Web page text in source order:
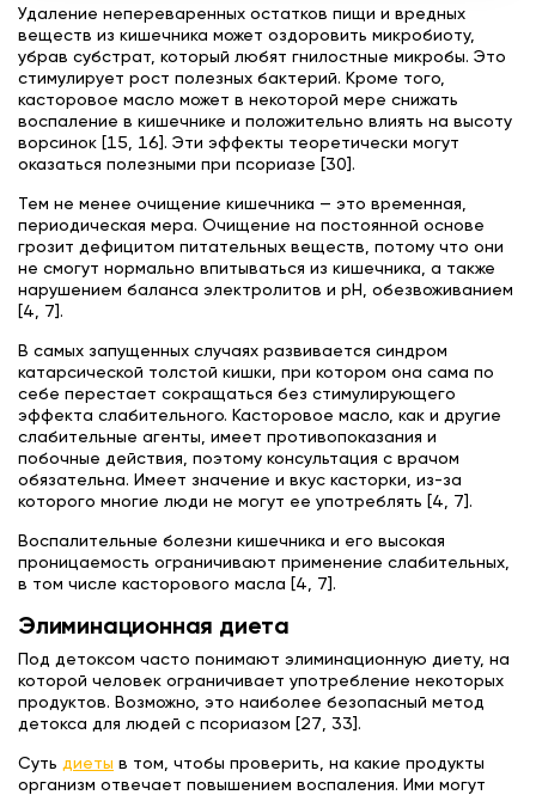
Удаление непереваренных остатков пищи и вредных
веществ из кишечника может оздоровить микробиоту,
убрав субстрат, который любят гнилостные микробы. Это
стимулирует рост полезных бактерий. Кроме того,
касторовое масло может в некоторой мере снижать
воспаление в кишечнике и положительно влиять на высоту
ворсинок [15, 16]. Эти эффекты теоретически могут
оказаться полезными при псориазе [30].
Тем не менее очищение кишечника — это временная,
периодическая мера. Очищение на постоянной основе
грозит дефицитом питательных веществ, потому что они
не смогут нормально впитываться из кишечника, а также
нарушением баланса электролитов и pH, обезвоживанием
[4, 7].
В самых запущенных случаях развивается синдром
катарсической толстой кишки, при котором она сама по
себе перестает сокращаться без стимулирующего
эффекта слабительного. Касторовое масло, как и другие
слабительные агенты, имеет противопоказания и
побочные действия, поэтому консультация с врачом
обязательна. Имеет значение и вкус касторки, из-за
которого многие люди не могут ее употреблять [4, 7].
Воспалительные болезни кишечника и его высокая
проницаемость ограничивают применение слабительных,
в том числе касторового масла [4, 7].
Элиминационная диета
Под детоксом часто понимают элиминационную диету, на
которой человек ограничивает употребление некоторых
продуктов. Возможно, это наиболее безопасный метод
детокса для людей с псориазом [27, 33].
Суть диеты в том, чтобы проверить, на какие продукты
организм отвечает повышением воспаления. Ими могут